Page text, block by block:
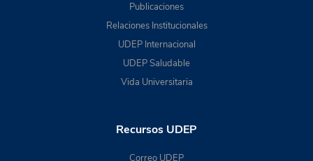
Publicaciones
Relaciones Institucionales
UDEP Internacional
UDEP Saludable
Vida Universitaria
Recursos UDEP
Correo UDEP